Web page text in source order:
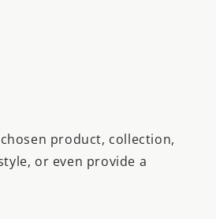
product, collection,
or even provide a